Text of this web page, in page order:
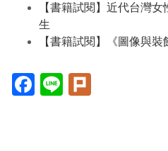
【書籍試閱】近代台灣
生
【書籍試閱】《圖像與裝
Facebook(另
開
Line(另
開